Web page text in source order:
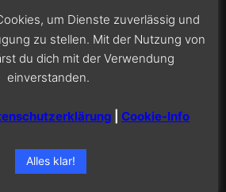
um Dienste zuverlässig und
zu stellen. Mit der Nutzung von
du dich mit der Verwendung
einverstanden.
Cookie-Info
Alles klar!